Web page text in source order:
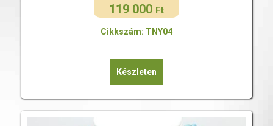
Original
was:
000 Ft.
119 000 Ft
Current
is:
000 Ft.
Cikkszám: TNY04
Készleten